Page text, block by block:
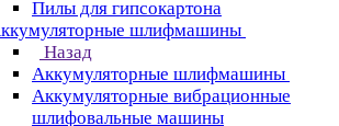
Пилы для гипсокартона
шлифмашины
Назад
Аккумуляторные шлифмашины
Аккумуляторные вибрационные
шлифовальные машины